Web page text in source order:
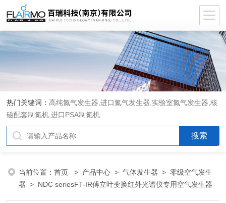
热门关键词： 高纯氮气发生器,进口氮气发生器,实验室氮气发生器,核
磁配套制氮机,进口PSA制氮机
当前位置：首页 > 产品中心 >气体发生器 >零级空气发生
器 > NDC seriesFT-IR傅立叶变换红外光谱仪专用空气发生器